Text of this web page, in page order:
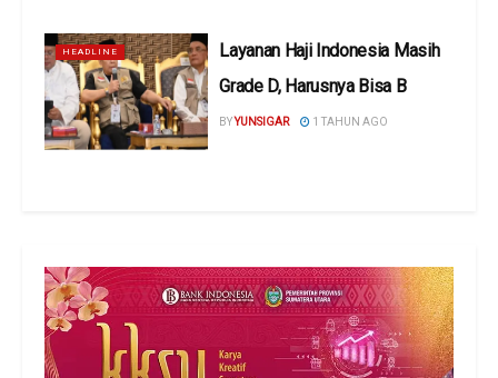
HEADLINE
Layanan Haji Indonesia Masih
Grade D, Harusnya Bisa B
BYYUNSIGAR 1 TAHUN AGO